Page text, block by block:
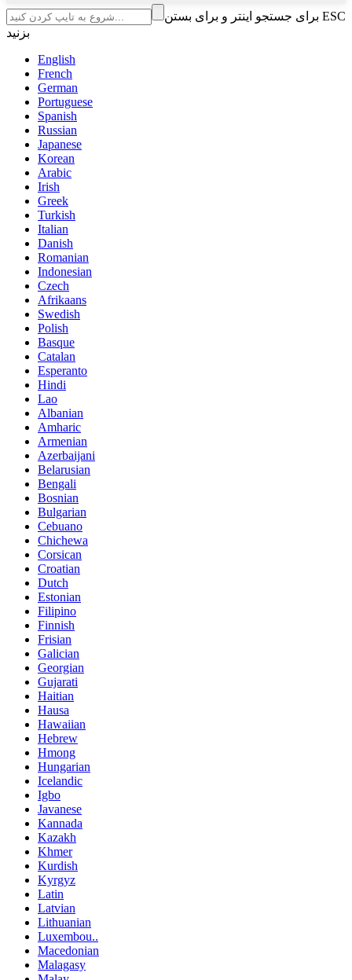
برای جستجو اینتر و برای بستن ESC
بزنید
English
French
German
Portuguese
Spanish
Russian
Japanese
Korean
Arabic
Irish
Greek
Turkish
Italian
Danish
Romanian
Indonesian
Czech
Afrikaans
Swedish
Polish
Basque
Catalan
Esperanto
Hindi
Lao
Albanian
Amharic
Armenian
Azerbaijani
Belarusian
Bengali
Bosnian
Bulgarian
Cebuano
Chichewa
Corsican
Croatian
Dutch
Estonian
Filipino
Finnish
Frisian
Galician
Georgian
Gujarati
Haitian
Hausa
Hawaiian
Hebrew
Hmong
Hungarian
Icelandic
Igbo
Javanese
Kannada
Kazakh
Khmer
Kurdish
Kyrgyz
Latin
Latvian
Lithuanian
Luxembou..
Macedonian
Malagasy